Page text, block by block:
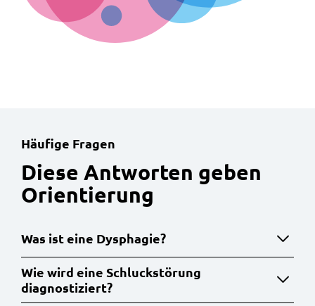
Häufige Fragen
:Diese Antworten geben
Orientierung
Was ist eine Dysphagie?
Wie wird eine Schluckstörung
diagnostiziert?